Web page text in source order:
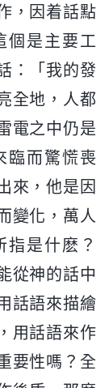
，因着話點
個是主要工
：「我的發
全地，人都
電之中仍是
臨而驚慌喪
來，他是因
變化，萬人
指是什麽？
從神的話中
話語來描繪
用話語來作
要性嗎？全